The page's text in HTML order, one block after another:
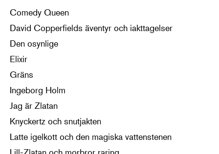
Comedy Queen
David Copperfields äventyr och iakttagelser
Den osynlige
Elixir
Gräns
Ingeborg Holm
Jag är Zlatan
Knyckertz och snutjakten
Latte igelkott och den magiska vattenstenen